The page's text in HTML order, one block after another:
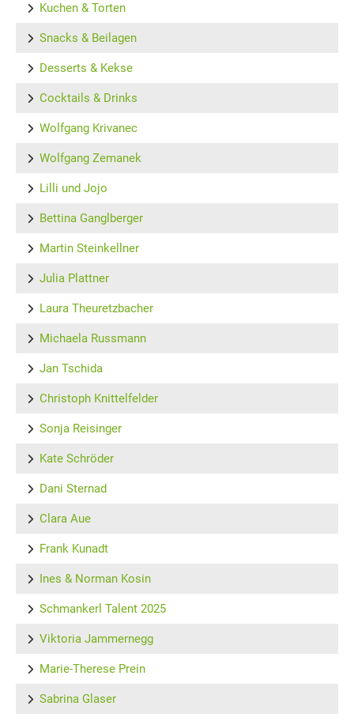
Kuchen & Torten
Snacks & Beilagen
Desserts & Kekse
Cocktails & Drinks
Wolfgang Krivanec
Wolfgang Zemanek
Lilli und Jojo
Bettina Ganglberger
Martin Steinkellner
Julia Plattner
Laura Theuretzbacher
Michaela Russmann
Jan Tschida
Christoph Knittelfelder
Sonja Reisinger
Kate Schröder
Dani Sternad
Clara Aue
Frank Kunadt
Ines & Norman Kosin
Schmankerl Talent 2025
Viktoria Jammernegg
Marie-Therese Prein
Sabrina Glaser